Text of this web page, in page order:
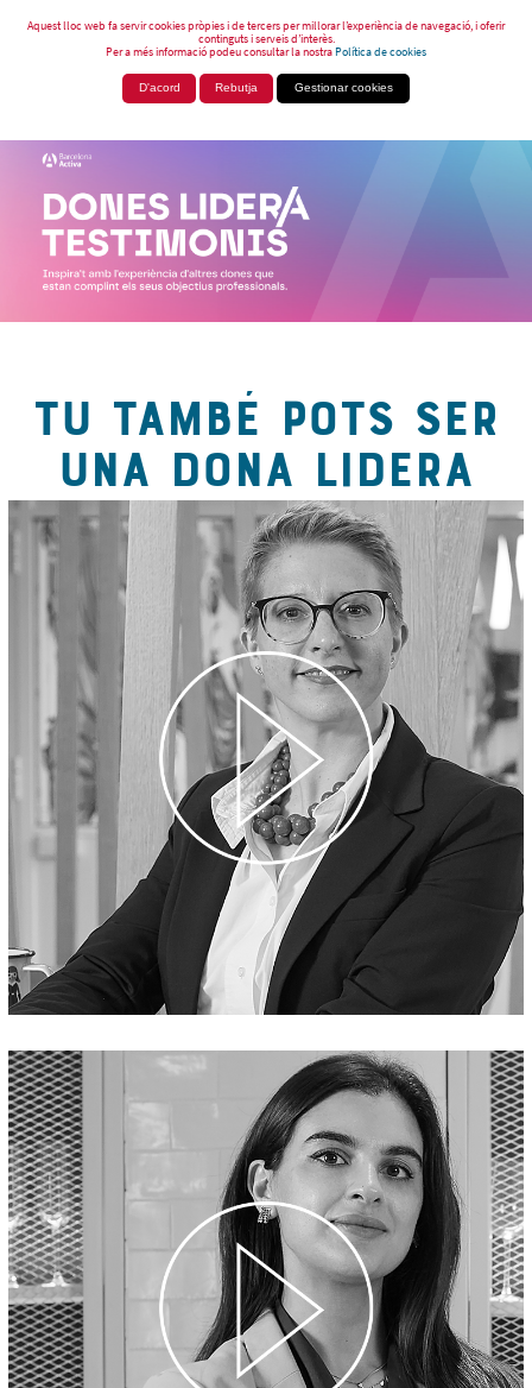
Aquest lloc web fa servir cookies pròpies i de tercers per millorar l’experiència de navegació, i oferir
continguts i serveis d’interès.
Per a més informació podeu consultar la nostraPolítica de cookies
D'acord Rebutja Gestionar cookies
TU TAMBÉ POTS SER
UNA DONA LIDERA